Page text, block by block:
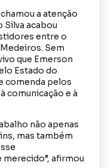
a atenção
Silva acabou
entre o
Sem
que Emerson
Estado do
comenda pelos
comunicação e à
não apenas
mas também
afirmou